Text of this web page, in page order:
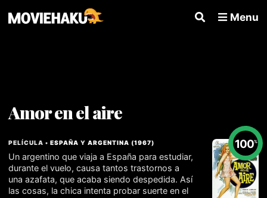
Menu
Amor en el aire
100%
PELÍCULA •ESPAÑA YARGENTINA (1967)
Un argentino que viaja a España para estudiar,
durante el vuelo, causa tantos trastornos a
una azafata, que acaba siendo despedida. Así
las cosas, la chica intenta probar suerte en el